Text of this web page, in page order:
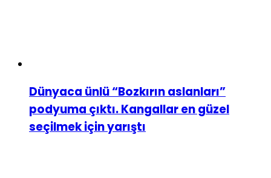
Dünyaca ünlü “Bozkırın aslanları”
podyuma çıktı. Kangallar en güzel
seçilmek için yarıştı